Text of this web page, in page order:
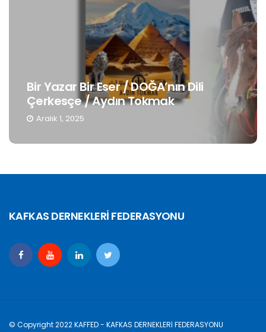
Bir Yazar Bir Eser / DOĞA’nın Dili
Çerkesçe / Aydın Tokmak
Aralık 1, 2025
KAFKAS DERNEKLERİ FEDERASYONU
© Copyright 2022 KAFFED - KAFKAS DERNEKLERİ FEDERASYONU